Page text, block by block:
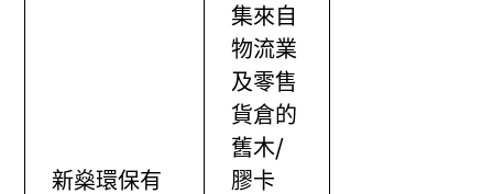
新燊環保有
集來自
物流業
及零售
貨倉的
舊木/
膠卡